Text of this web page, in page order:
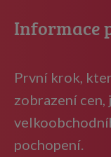
Informace
První krok,
zobrazení cen,
pochopení.